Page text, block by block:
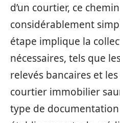
d’un courtier, ce
considérablement
étape implique la
nécessaires, tels que
relevés bancaires et
courtier immobilier
type de